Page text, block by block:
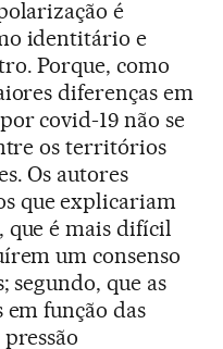
é
identitário e
Porque, como
diferenças em
covid-19 não se
os territórios
Os autores
que explicariam
que é mais difícil
um consenso
segundo, que as
função das